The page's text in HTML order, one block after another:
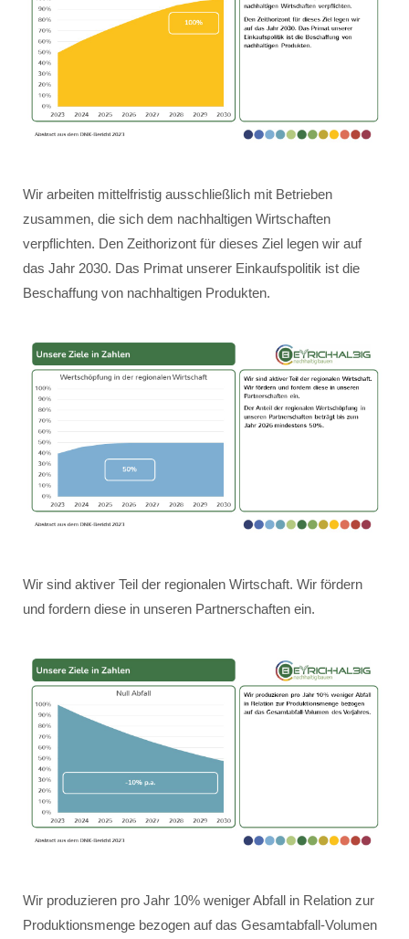
Wir arbeiten mittelfristig ausschließlich mit Betrieben
zusammen, die sich dem nachhaltigen Wirtschaften
verpflichten. Den Zeithorizont für dieses Ziel legen wir auf
das Jahr 2030. Das Primat unserer Einkaufspolitik ist die
Beschaffung von nachhaltigen Produkten.
Wir sind aktiver Teil der regionalen Wirtschaft. Wir fördern
und fordern diese in unseren Partnerschaften ein.
Wir produzieren pro Jahr 10% weniger Abfall in Relation zur
Produktionsmenge bezogen auf das Gesamtabfall-Volumen